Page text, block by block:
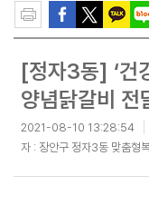
[정자3동] ‘건
양념닭갈비 전
2021-08-10 13:28:54
자 : 장안구 정자3동 맞춤형